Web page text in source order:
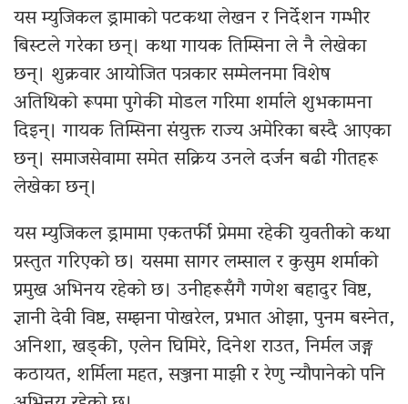
यस म्युजिकल ड्रामाको पटकथा लेखन र निर्देशन गम्भीर
बिस्टले गरेका छन्। कथा गायक तिम्सिना ले नै लेखेका
छन्। शुक्रवार आयोजित पत्रकार सम्मेलनमा विशेष
अतिथिको रूपमा पुगेकी मोडल गरिमा शर्माले शुभकामना
दिइन्। गायक तिम्सिना संयुक्त राज्य अमेरिका बस्दै आएका
छन्। समाजसेवामा समेत सक्रिय उनले दर्जन बढी गीतहरू
लेखेका छन्।
यस म्युजिकल ड्रामामा एकतर्फी प्रेममा रहेकी युवतीको कथा
प्रस्तुत गरिएको छ। यसमा सागर लम्साल र कुसुम शर्माको
प्रमुख अभिनय रहेको छ। उनीहरूसँगै गणेश बहादुर विष्ट,
ज्ञानी देवी विष्ट, सम्झना पोखरेल, प्रभात ओझा, पुनम बस्नेत,
अनिशा, खड्की, एलेन घिमिरे, दिनेश राउत, निर्मल जङ्ग
कठायत, शर्मिला महत, सञ्जना माझी र रेणु न्यौपानेको पनि